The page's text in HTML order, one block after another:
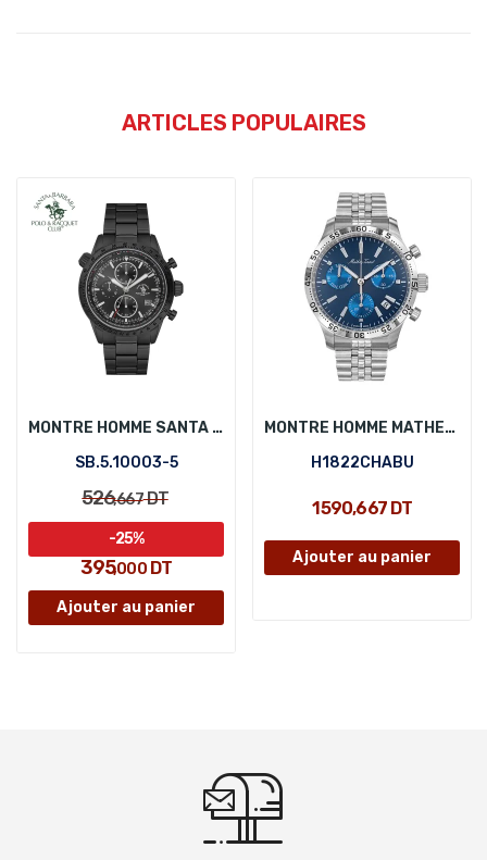
ARTICLES POPULAIRES
MONTRE HOMME SANTA BARBARA POLO SB.5.10003-5
SB.5.10003-5
526,667DT
395,000DT
-25%
Ajouter au panier
MONTRE HOMME MATHEY-TISSOT H1822CHABU
H1822CHABU
1 590,667 DT
Ajouter au panier